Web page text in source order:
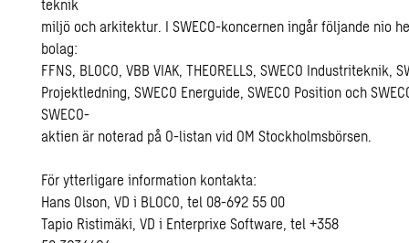
teknik
miljö och arkitektur. I SWECO-koncernen ingår följande nio
bolag:
FFNS, BLOCO, VBB VIAK, THEORELLS, SWECO Industriteknik,
Projektledning, SWECO Energuide, SWECO Position och
SWECO-
aktien är noterad på O-listan vid OM Stockholmsbörsen.
För ytterligare information kontakta:
Hans Olson, VD i BLOCO, tel 08-692 55 00
Tapio Ristimäki, VD i Enterprixe Software, tel +358